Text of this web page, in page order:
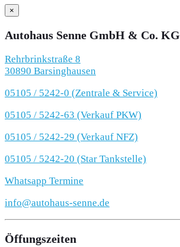
×
Autohaus Senne GmbH & Co. KG
Rehrbrinkstraße 8
30890 Barsinghausen
05105 / 5242-0 (Zentrale & Service)
05105 / 5242-63 (Verkauf PKW)
05105 / 5242-29 (Verkauf NFZ)
05105 / 5242-20 (Star Tankstelle)
Whatsapp Termine
info@autohaus-senne.de
Öffungszeiten